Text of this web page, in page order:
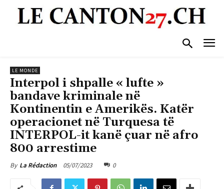
LE MONDE
Interpol i shpalle « lufte »
bandave kriminale në
Kontinentin e Amerikës. Katër
operacionet në Turquesa të
INTERPOL-it kanë çuar në afro
800 arrestime
By La Rédaction 05/07/2023 0